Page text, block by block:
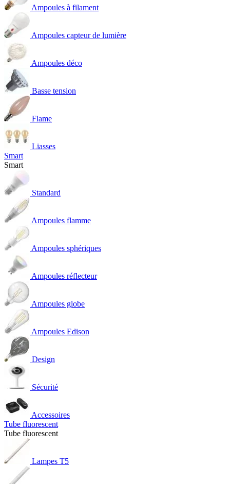
Ampoules à filament
Ampoules capteur de lumière
Ampoules déco
Basse tension
Flame
Liasses
Smart
Smart
Standard
Ampoules flamme
Ampoules sphériques
Ampoules réflecteur
Ampoules globe
Ampoules Edison
Design
Sécurité
Accessoires
Tube fluorescent
Tube fluorescent
Lampes T5